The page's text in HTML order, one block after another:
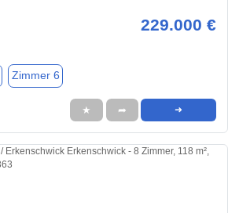
229.000 €
Zimmer 6
★ ➦ ➜